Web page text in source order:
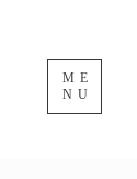
ME
NU